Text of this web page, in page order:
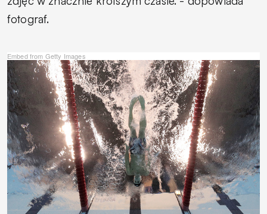
fotograf.
Embed from Getty Images